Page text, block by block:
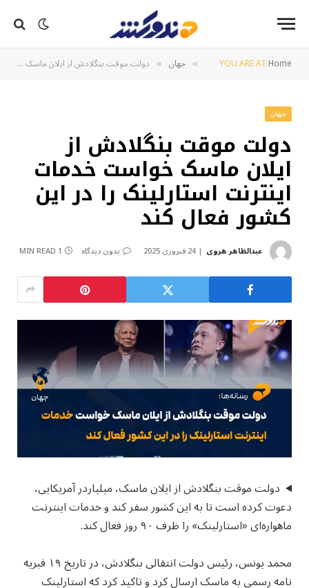
YOU ARE AT:Home
» جهان » دولت موقت بنگلادش از ایلان ماسک خواست خدمات اینترنت استارلینک را در این کشور فعال کند
جهان
دولت موقت بنگلادش از
ایلان ماسک خواست خدمات
اینترنت استارلینک را در این
کشور فعال کند
عبدالظاهر هروی 24 فبروری 2025 بدون دیدگاه 1 MIN READ
دولت موقت بنگلادش از ایلان ماسک، میلیاردر آمریکایی،
دعوت کرده است تا به این کشور سفر کند و خدمات اینترنت
ماهواره‌ای «استارلینک» را ظرف ۹۰ روز فعال کند.
محمد یونس، رئیس دولت انتقالی بنگلادش، در تاریخ ۱۹ فبریه
نامه رسمی به ماسک ارسال کرد و تاکید کرد که استارلینک